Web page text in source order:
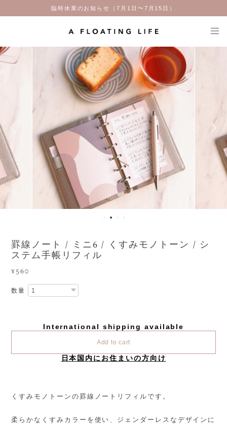
臨時休業のお知らせ（7月1日〜7月15日）
罫線ノート / ミニ6 / くすみモノトーン / シ
ステム手帳リフィル
¥560
数量
International shipping available
Add to cart
日本国内にお住まいの方向け
くすみモノトーンの罫線ノートリフィルです。
柔らかなくすみカラーを使い、ジェンダーレスなデザインに